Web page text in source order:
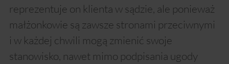
reprezentuje on klienta w sądzie, ale ponieważ
małżonkowie są zawsze stronami przeciwnymi
i w każdej chwili mogą zmienić swoje
stanowisko, nawet mimo podpisania ugody